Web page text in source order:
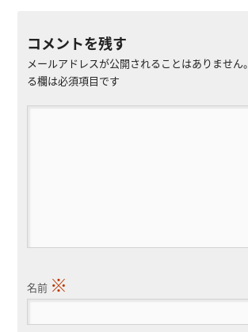
コメントを残す
メールアドレスが公開されることはありません。
る欄は必須項目です
名前 ※